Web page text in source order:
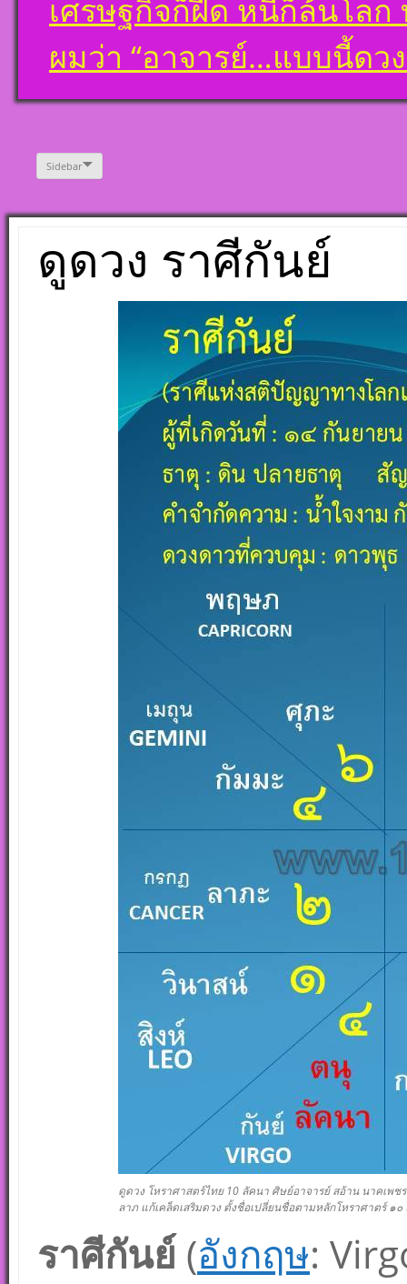
เศรษฐกิจก็ฝืด หนี้ก็ล้นโล
ผมว่า “อาจารย์…แบบนี้ดว
Sidebar
ดูดวง ราศีกันย์
ดูดวง โหราศาสตร์ไทย 10 ลัคนา ศิษย์อาจารย์ สอ้าน นาคเพ
ลาภ แก้เคล็ดเสริมดวง ตั้งชื่อเปลี่ยนชื่อตามหลักโหราศาตร์ ๑
ราศีกันย์ (อังกฤษ: